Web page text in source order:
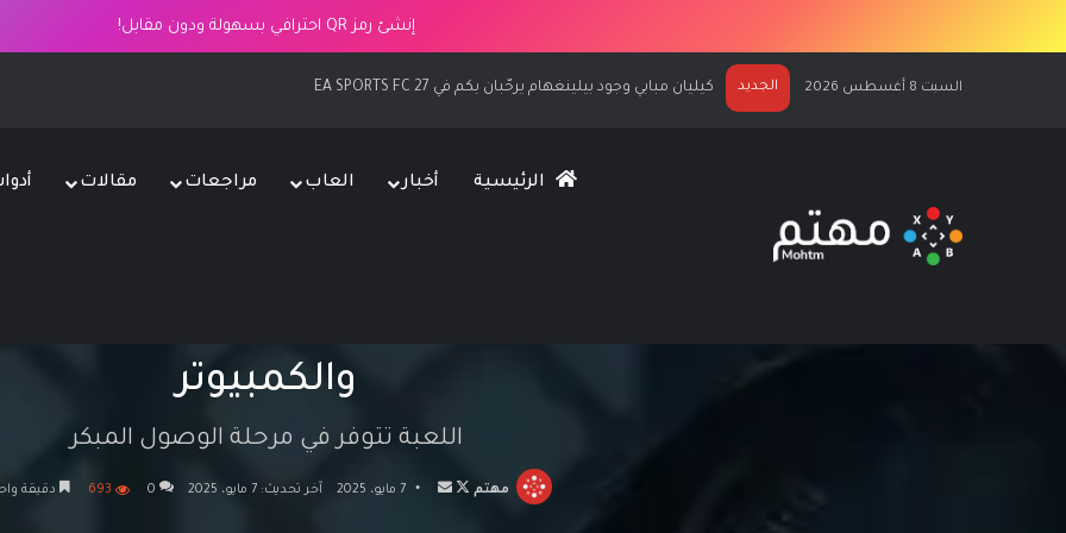
إنشئ رمز QR احترافي بسهولة ودون مقابل!
السبت 8 أغسطس 2026 الجديد الكشف عن كيليان مبابي نجماً لغلاف EA SPORTS FC 27
الرئيسية أخبار العاب مراجعات مقالات
والكمبيوتر
اللعبة تتوفر في مرحلة الوصول المبكر
مهتم
تابع أرسل7 مايو، 2025 آخر تحديث: 7 مايو، 2025 0
693 دقيقة